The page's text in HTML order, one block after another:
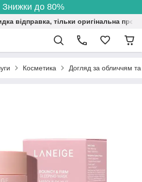
Знижки до 80%
відправка, тільки оригінальна
Косметика Догляд за обличчям